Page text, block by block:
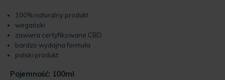
100% naturalny produkt
wegański
zawiera certyfikowane CBD
bardzo wydajna formuła
polski produkt
Pojemność: 100ml